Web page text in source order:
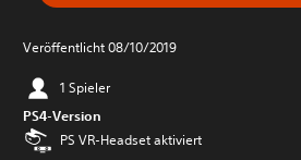
Veröffentlicht 08/10/2019
1 Spieler
PS4-Version
PS VR-Headset aktiviert